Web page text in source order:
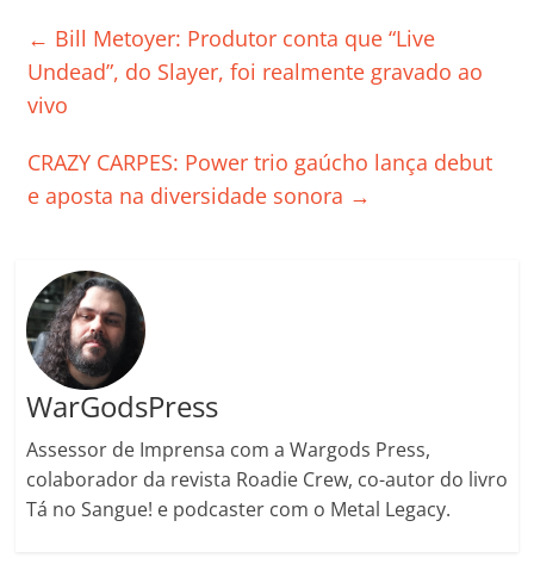
e
b
o
k
er l s
A
e
dI
gl
e
a
ss
ro
y
Li
k
p
ar
ar
← Bill Metoyer: Produtor conta que “Live
Undead”, do Slayer, foi realmente gravado ao
vivo
CRAZY CARPES: Power trio gaúcho lança debut
e aposta na diversidade sonora →
WarGodsPress
Assessor de Imprensa com a Wargods Press,
colaborador da revista Roadie Crew, co-autor do livro
Tá no Sangue! e podcaster com o Metal Legacy.